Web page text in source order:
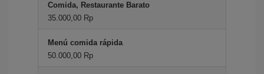
Comida, Restaurante Barato
35.000,00 Rp
Menú comida rápida
50.000,00 Rp